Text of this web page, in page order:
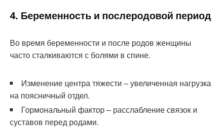
4. Беременность и послеродовой период
Во время беременности и после родов женщины
часто сталкиваются с болями в спине.
Изменение центра тяжести – увеличенная нагрузка
на поясничный отдел.
Гормональный фактор – расслабление связок и
суставов перед родами.